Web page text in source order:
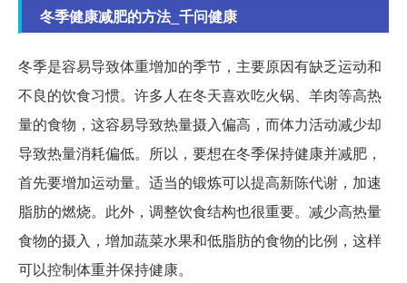
冬季健康减肥的方法_千问健康
冬季是容易导致体重增加的季节，主要原因有缺乏运动和
不良的饮食习惯。许多人在冬天喜欢吃火锅、羊肉等高热
量的食物，这容易导致热量摄入偏高，而体力活动减少却
导致热量消耗偏低。所以，要想在冬季保持健康并减肥，
首先要增加运动量。适当的锻炼可以提高新陈代谢，加速
脂肪的燃烧。此外，调整饮食结构也很重要。减少高热量
食物的摄入，增加蔬菜水果和低脂肪的食物的比例，这样
可以控制体重并保持健康。